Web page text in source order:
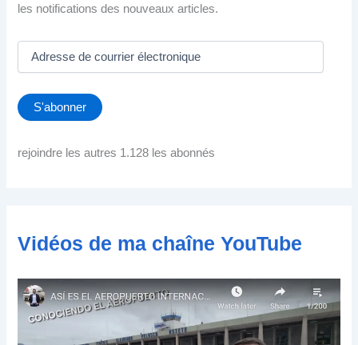
les notifications des nouveaux articles.
e
s
d
r
e
r
S'abonner
rejoindre les autres 1.128 les abonnés
Vidéos de ma chaîne YouTube